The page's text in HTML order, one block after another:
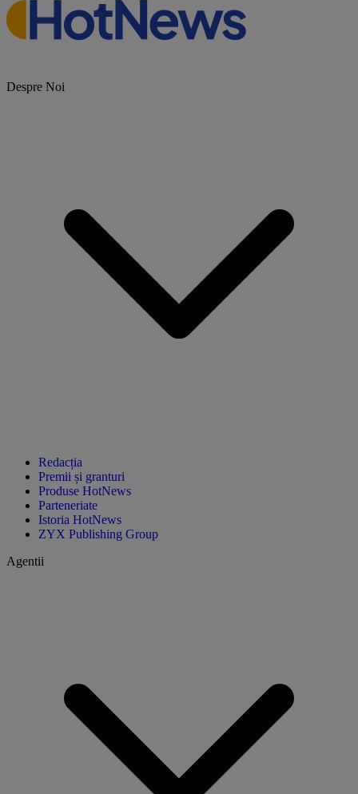
Despre Noi
Redacția
Premii și granturi
Produse HotNews
Parteneriate
Istoria HotNews
ZYX Publishing Group
Agentii